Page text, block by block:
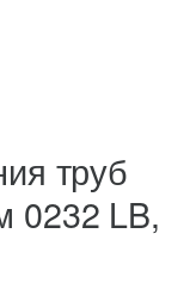
труб
LB,